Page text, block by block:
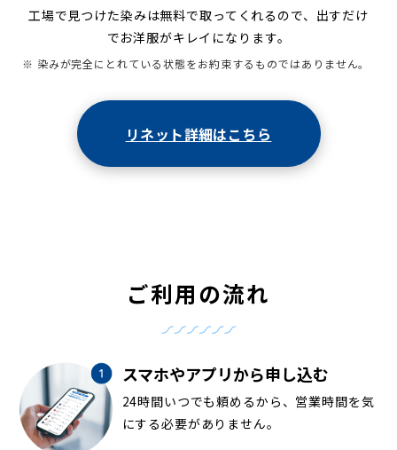
工場で見つけた染みは無料で取ってくれるので、出すだけ
でお洋服がキレイになります。
※ 染みが完全にとれている状態をお約束するものではありません。
リネット詳細はこちら
ご利用の流れ
スマホやアプリから申し込む
24時間いつでも頼めるから、営業時間を気
にする必要がありません。